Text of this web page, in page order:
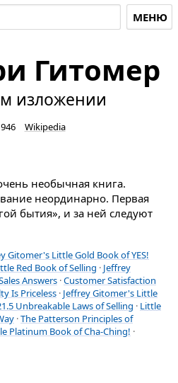
МЕНЮ
Гитомер
изложении
Wikipedia
необычная книга.
неординарно. Первая
бытия», и за ней следуют
Gitomer's Little Gold Book of YES!
Red Book of Selling · Jeffrey
Answers ·Customer Satisfaction
Is Priceless · Jeffrey Gitomer's Little
Unbreakable Laws of Selling · Little
·The Patterson Principles of
Platinum Book of Cha-Ching! ·